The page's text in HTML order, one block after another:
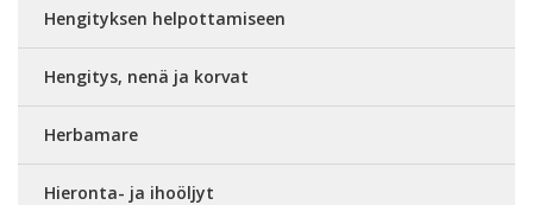
Hengityksen helpottamiseen
Hengitys, nenä ja korvat
Herbamare
Hieronta- ja ihoöljyt